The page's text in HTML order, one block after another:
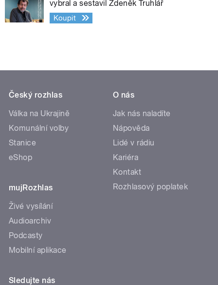
vybral a sestavil Zdeněk Truhlář
Koupit
Český rozhlas
Válka na Ukrajině
Komunální volby
Stanice
eShop
mujRozhlas
Živé vysílání
Audioarchiv
Podcasty
Mobilní aplikace
O nás
Jak nás naladíte
Nápověda
Lidé v rádiu
Kariéra
Kontakt
Rozhlasový poplatek
Sledujte nás